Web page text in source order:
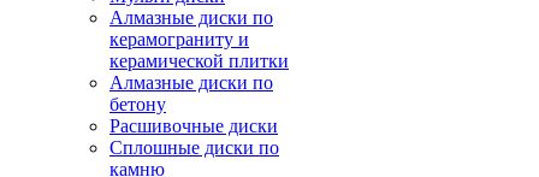
Алмазные диски по
керамограниту и
керамической плитки
Алмазные диски по
бетону
Расшивочные диски
Сплошные диски по
камню